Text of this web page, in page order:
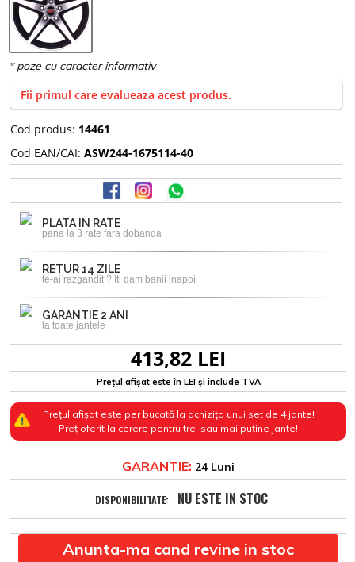
Fii primul care evalueaza acest produs.
Cod produs: 14461
Cod EAN/CAI: ASW244-1675114-40
PLATA IN RATE
pana la 3 rate fara dobanda
RETUR 14 ZILE
te-ai razgandit ? Iti dam banii inapoi
GARANTIE 2 ANI
la toate jantele
413,82 LEI
Prețul afișat este în LEI și include TVA
Prețul afișat este per bucată la achizița unui set de 4 jante!
Preț oferit la cerere pentru trei sau mai puține jante!
GARANTIE: 24 Luni
DISPONIBILITATE: NU ESTE IN STOC
Anunta-ma cand revine in stoc